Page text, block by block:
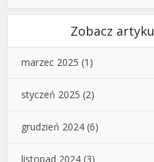
Zobacz
marzec 2025 (1)
styczeń 2025 (2)
grudzień 2024 (6)
listopad 2024 (3)